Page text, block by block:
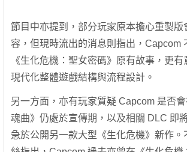
節目中亦提到，部分玩家原本擔心重製版
容，但現時流出的消息則指出，Capcom
《生化危機：聖女密碼》原有故事，更
現代化整體遊戲結構與流程設計。
另一方面，亦有玩家質疑 Capcom 是否
魂曲》仍處於宣傳期，以及相關 DLC 即
急於公開另一款大型《生化危機》新作。